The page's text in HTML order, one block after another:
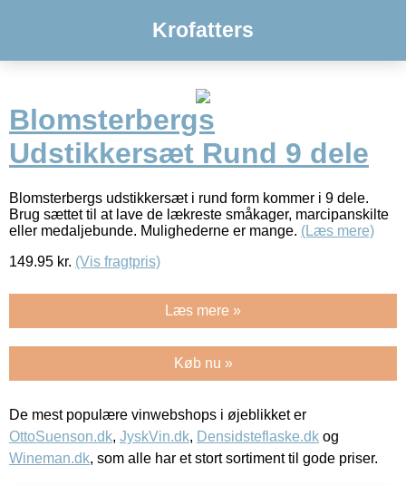
Krofatters
Blomsterbergs
Udstikkersæt Rund 9 dele
Blomsterbergs udstikkersæt i rund form kommer i 9 dele.
Brug sættet til at lave de lækreste småkager, marcipanskilte
eller medaljebunde. Mulighederne er mange. (Læs mere)
149.95 kr. (Vis fragtpris)
Læs mere »
Køb nu »
De mest populære vinwebshops i øjeblikket er
OttoSuenson.dk, JyskVin.dk, Densidsteflaske.dk og
Wineman.dk, som alle har et stort sortiment til gode priser.